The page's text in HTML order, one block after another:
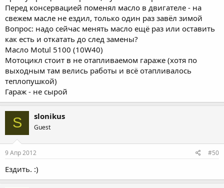
Перед консервацией поменял масло в двигателе - на
свежем масле не ездил, только один раз завёл зимой
Вопрос: надо сейчас менять масло ещё раз или оставить
как есть и откатать до след замены?
Масло Motul 5100 (10W40)
Мотоцикл стоит в не отапливаемом гараже (хотя по
выходным там велись работы и всё отапливалось
теплопушкой)
Гараж - не сырой
S slonikus
Guest
9 Апр 2012 #50
Ездить. :)